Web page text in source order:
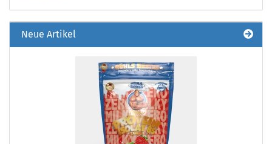
Neue Artikel